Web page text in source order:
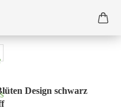
Design schwarz